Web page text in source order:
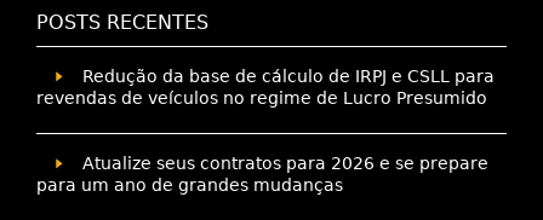
POSTS RECENTES
Redução da base de cálculo de IRPJ e CSLL para
revendas de veículos no regime de Lucro Presumido
Atualize seus contratos para 2026 e se prepare
para um ano de grandes mudanças